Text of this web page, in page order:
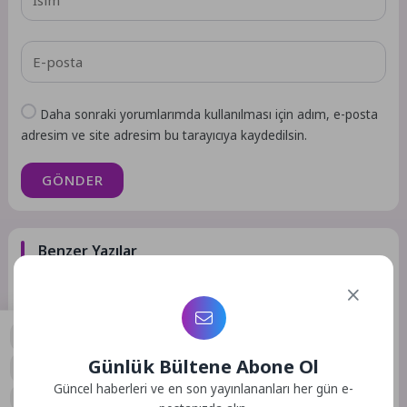
Daha sonraki yorumlarımda kullanılması için adım, e-posta
adresim ve site adresim bu tarayıcıya kaydedilsin.
GÖNDER
Benzer Yazılar
Akkuyu NGS Ekibi,
Shell Madeni Yağlar, 2026 Yol
Günlük Bültene Abone Ol
Güncel haberleri ve en son yayınlananları her gün e-